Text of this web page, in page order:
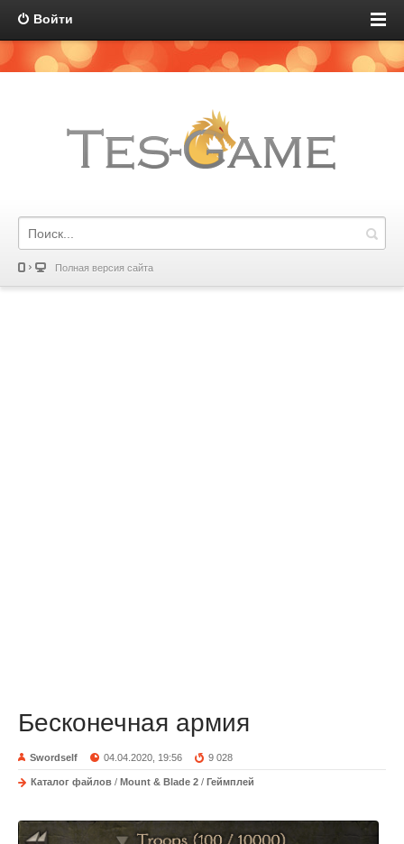
Войти
Полная версия сайта
Бесконечная армия
Swordself 04.04.2020, 19:56 9 028
Каталог файлов / Mount & Blade 2 / Геймплей